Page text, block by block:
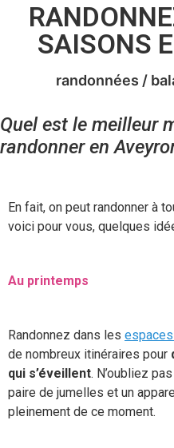
SAISONS
randonnées /
Quel est le meilleur
randonner en
En fait, on peut randonner à
voici pour vous, quelques
Au printemps
Randonnez dans les
de nombreux itinéraires pour
qui s’éveillent. N’oubliez
paire de jumelles et un
pleinement de ce moment.